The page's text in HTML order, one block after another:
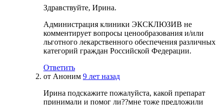
Здравствуйте, Ирина.
Администрация клиники ЭКСКЛЮЗИВ не
комментирует вопросы ценообразования и/или
льготного лекарственного обеспечения различных
категорий граждан Российской Федерации.
Ответить
от Аноним 9 лет назад
Ирина подскажите пожалуйста, какой препарат
принимали и помог ли??мне тоже предложили